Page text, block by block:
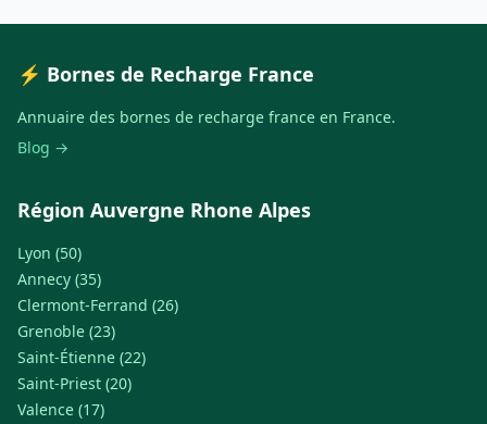
⚡ Bornes de Recharge France
Annuaire des bornes de recharge france en France.
Blog →
Région Auvergne Rhone Alpes
Lyon (50)
Annecy (35)
Clermont-Ferrand (26)
Grenoble (23)
Saint-Étienne (22)
Saint-Priest (20)
Valence (17)